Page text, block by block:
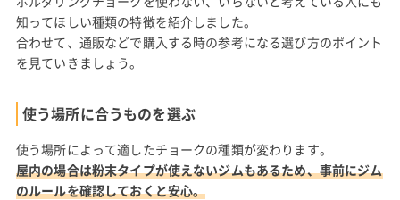
知ってほしい種類の特徴を紹介しました。
合わせて、通販などで購入する時の参考になる選び方のポイント
を見ていきましょう。
使う場所に合うものを選ぶ
使う場所によって適したチョークの種類が変わります。
屋内の場合は粉末タイプが使えないジムもあるため、事前にジム
のルールを確認しておくと安心。